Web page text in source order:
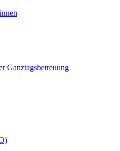
Ganztagsbetreuung